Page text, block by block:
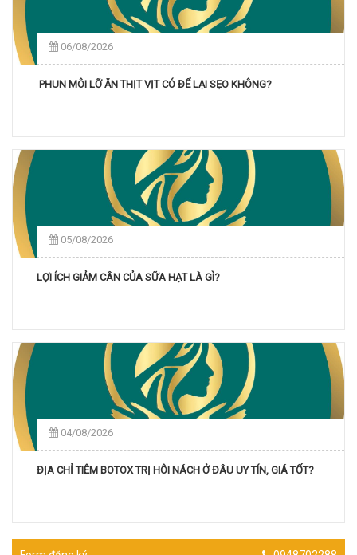
06/08/2026
PHUN MÔI LỠ ĂN THỊT VỊT CÓ ĐỂ LẠI SẸO KHÔNG?
05/08/2026
LỢI ÍCH GIẢM CÂN CỦA SỮA HẠT LÀ GÌ?
04/08/2026
ĐỊA CHỈ TIÊM BOTOX TRỊ HÔI NÁCH Ở ĐÂU UY TÍN, GIÁ TỐT?